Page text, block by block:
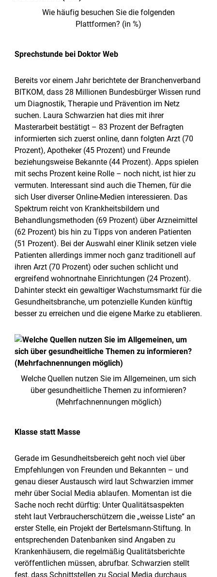
Wie häufig besuchen Sie die folgenden
Plattformen? (in %)
Sprechstunde bei Doktor Web
Bereits vor einem Jahr berichtete der Branchenverband
BITKOM, dass 28 Millionen Bundesbürger Wissen rund
um Diagnostik, Therapie und Prävention im Netz
suchen. Laura Schwarzien hat dies mit ihrer
Masterarbeit bestätigt – 83 Prozent der Befragten
informierten sich zuerst online, dann folgten Arzt (70
Prozent), Apotheker (45 Prozent) und Freunde
beziehungsweise Bekannte (44 Prozent). Apps spielen
mit sechs Prozent keine Rolle – noch nicht, ist hier zu
vermuten. Interessant sind auch die Themen, für die
sich User diverser Online-Medien interessieren. Das
Spektrum reicht von Krankheitsbildern und
Behandlungsmethoden (69 Prozent) über Arzneimittel
(62 Prozent) bis hin zu Tipps von anderen Patienten
(51 Prozent). Bei der Auswahl einer Klinik setzen viele
Patienten allerdings immer noch ganz traditionell auf
ihren Arzt (70 Prozent) oder suchen schlicht und
ergreifend wohnortnahe Einrichtungen (24 Prozent).
Dahinter steckt ein gewaltiger Wachstumsmarkt für die
Gesundheitsbranche, um potenzielle Kunden künftig
besser zu erreichen und die eigene Marke zu etablieren.
Welche Quellen nutzen Sie im Allgemeinen, um sich
über gesundheitliche Themen zu informieren?
(Mehrfachnennungen möglich)
Klasse statt Masse
Gerade im Gesundheitsbereich geht noch viel über
Empfehlungen von Freunden und Bekannten – und
genau dieser Austausch wird laut Schwarzien immer
mehr über Social Media ablaufen. Momentan ist die
Sache noch recht dürftig: Unter Qualitätsaspekten
steht laut Verbraucherschützern die „weisse Liste“ an
erster Stelle, ein Projekt der Bertelsmann-Stiftung. In
entsprechenden Datenbanken sind Angaben zu
Krankenhäusern, die regelmäßig Qualitätsberichte
veröffentlichen müssen, abrufbar. Schwarzien stellt
fest, dass Schnittstellen zu Social Media durchaus